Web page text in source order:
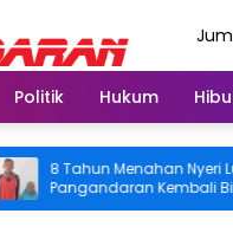
Politik Hukum
8 Tahun Menahan Nyeri Lutut,
Kembali Bisa
Operasi Gratis Ditanggung